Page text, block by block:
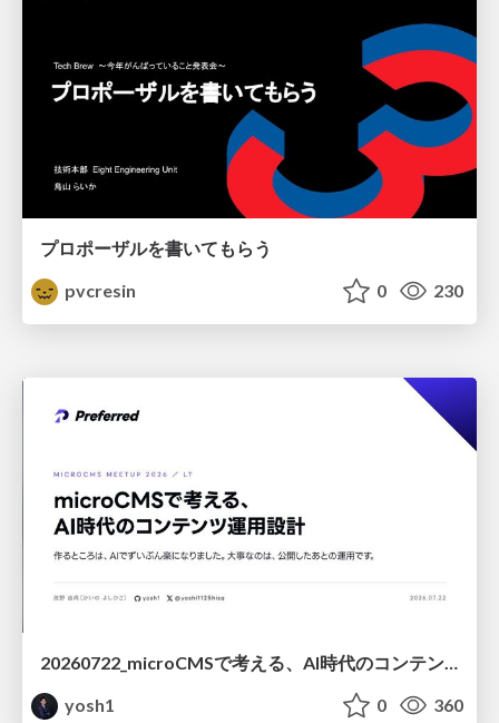
プロポーザルを書いてもらう
pvcresin
0 230
20260722_microCMSで考える、AI時代のコンテンツ運用設計
yosh1
0 360